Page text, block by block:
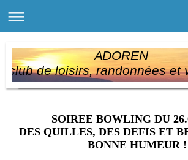
ADOREN
club de loisirs, randonnées et
SOIREE BOWLING DU
DES QUILLES, DES DEFIS ET
BONNE HUMEUR !